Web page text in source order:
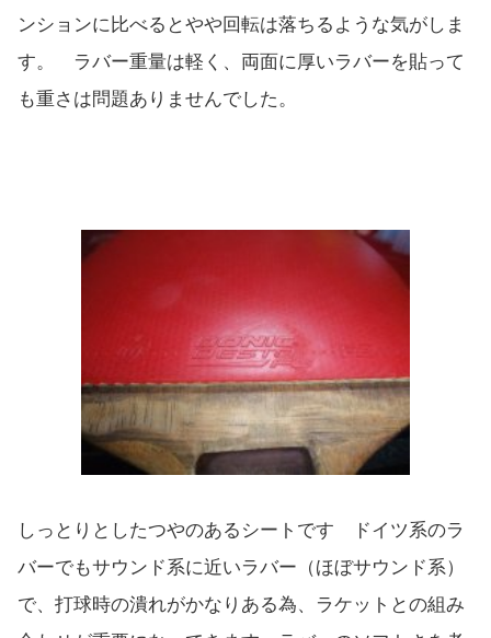
ンションに比べるとやや回転は落ちるような気がしま
す。 ラバー重量は軽く、両面に厚いラバーを貼って
も重さは問題ありませんでした。
しっとりとしたつやのあるシートです ドイツ系のラ
バーでもサウンド系に近いラバー（ほぼサウンド系）
で、打球時の潰れがかなりある為、ラケットとの組み